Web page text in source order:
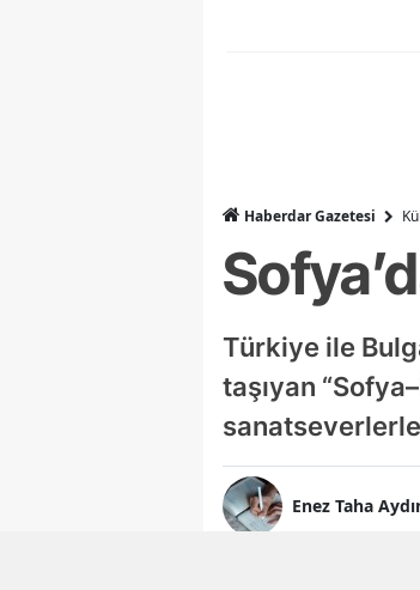
Haberdar Gazetesi
Türkiye ile
taşıyan
Enez Taha